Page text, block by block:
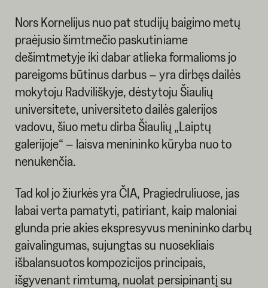
Nors Kornelijus nuo pat studijų baigimo metų
praėjusio šimtmečio paskutiniame
dešimtmetyje iki dabar atlieka formalioms jo
pareigoms būtinus darbus – yra dirbęs dailės
mokytoju Radviliškyje, dėstytoju Šiaulių
universitete, universiteto dailės galerijos
vadovu, šiuo metu dirba Šiaulių „Laiptų
galerijoje“ – laisva menininko kūryba nuo to
nenukenčia.
Tad kol jo žiurkės yra ČIA, Pragiedruliuose, jas
labai verta pamatyti, patiriant, kaip maloniai
glunda prie akies ekspresyvus menininko darbų
gaivalingumas, sujungtas su nuosekliais
išbalansuotos kompozicijos principais,
išgyvenant rimtumą, nuolat persipinantį su